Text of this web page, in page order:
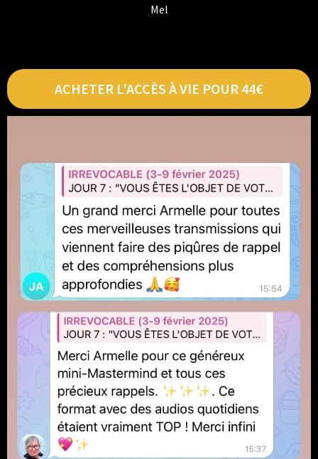
Mel
ACHETER L'ACCÈS À VIE POUR 44€